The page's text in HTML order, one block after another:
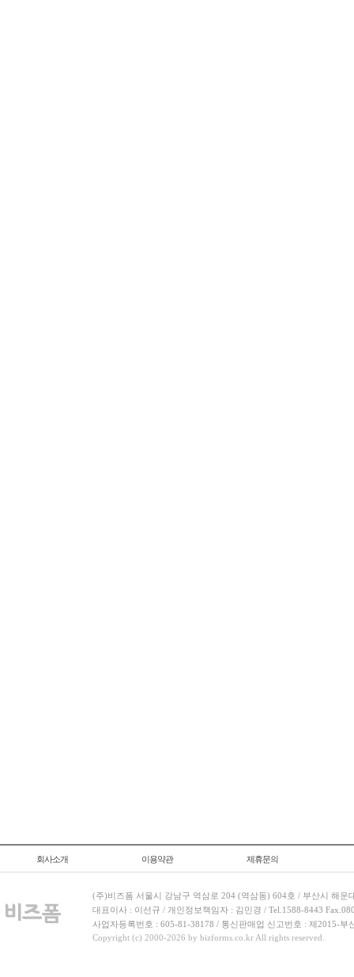
회사소개 이용약관 제휴문의
(주)비즈폼 서울시 강남구 역삼로 204 (역삼동) 604호 / 부산시 해운
대표이사 : 이선규 / 개인정보책임자 : 김민경 / Tel.1588-8443
사업자등록번호 : 605-81-38178 / 통신판매업 신고번호 : 제2015-부
Copyright (c) 2000-2026 by bizforms.co.kr All rights reserved.